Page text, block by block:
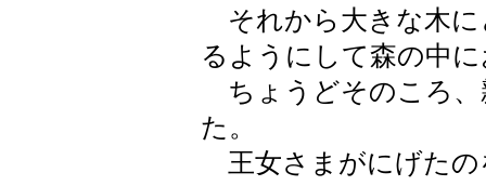
それから大きな木に
るようにして森の中
ちょうどそのころ、
た。
王女さまがにげたの